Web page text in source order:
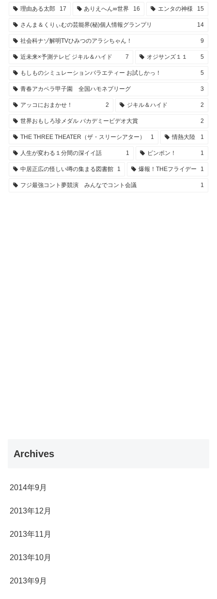
理由ある太郎 17 ありえへん∞世界 16 エンタの神様 15
さんま＆くりぃむの芸能界(秘)個人情報グランプリ 14
社会科ナゾ解明TVひみつのアラシちゃん！ 9
近未来×予測テレビ ジキル＆ハイド 7 オジサンズ１１ 5
もしものシミュレーションバラエティー お試しかっ！ 5
青春アカペラ甲子園 全国ハモネプリーグ 3
アッコにおまかせ！ 2 ジキル＆ハイド 2
世界おもしろ珍メダル バカデミービデオ大賞 2
THE THREE THEATER（ザ・スリーシアター） 1 情熱大陸 1
人生が変わる１分間の深イイ話 1 ピンポン！ 1
中居正広の怪しい噂の集まる図書館 1 爆報！THEフライデー 1
フジ最強コント夢競演 みんなでコント会議 1
Archives
2014年9月
2013年12月
2013年11月
2013年10月
2013年9月